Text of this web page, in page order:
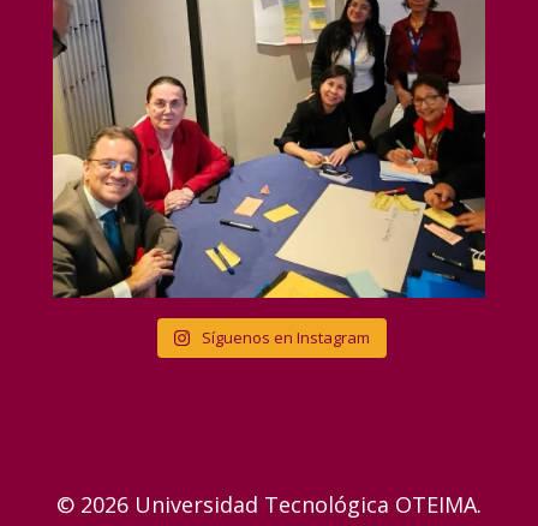
Síguenos en Instagram
© 2026 Universidad Tecnológica OTEIMA.